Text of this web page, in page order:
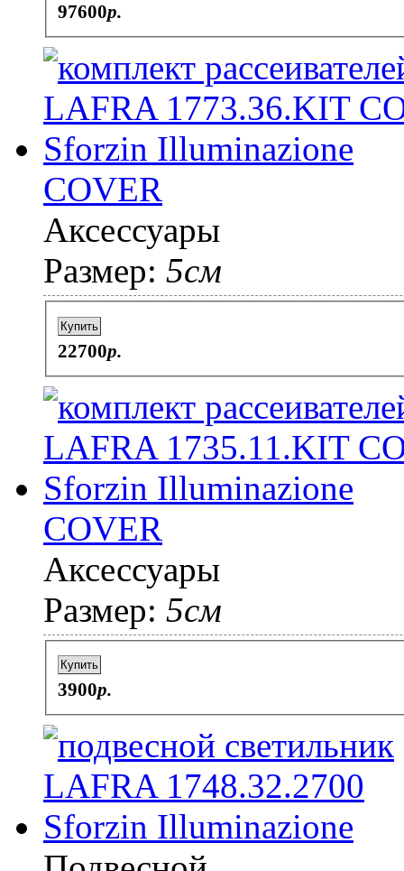
97600p.
COVER
Аксессуары
Размер: 5см
Купить
22700p.
COVER
Аксессуары
Размер: 5см
Купить
3900p.